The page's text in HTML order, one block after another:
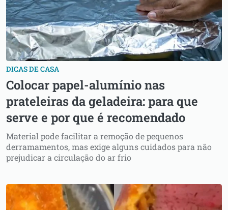
DICAS DE CASA
Colocar papel-alumínio nas
prateleiras da geladeira: para que
serve e por que é recomendado
Material pode facilitar a remoção de pequenos
derramamentos, mas exige alguns cuidados para não
prejudicar a circulação do ar frio